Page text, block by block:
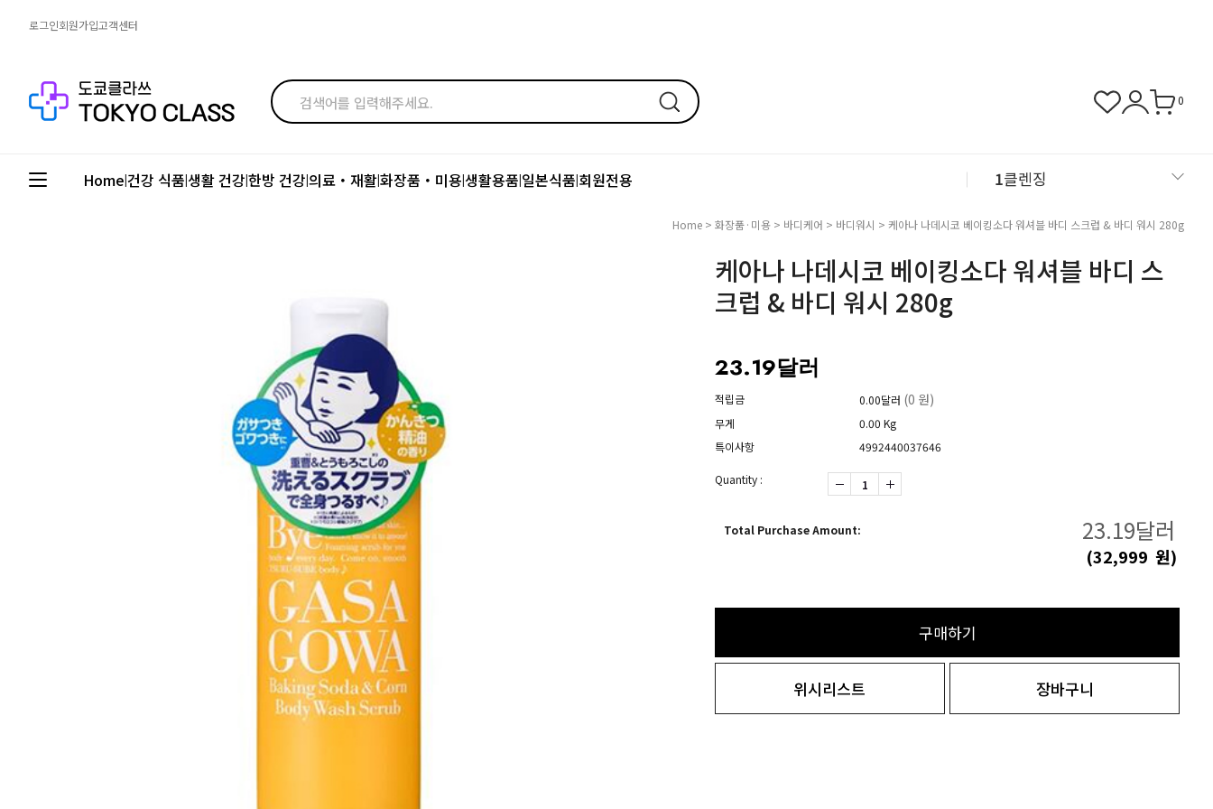
로그인회원가입고객센터
0
Home|건강 식품|생활 건강|한방 건강|의료・재활|화장품・미용|생활용품|일본식품|회원전용 1클렌징
2샴푸
3근육관절
Home > 화장품·미용 > 바디케어 > 바디워시 > 케아나 나데시코 베이킹소다 워셔블 바디 스크럽 & 바디 워시 280g
케아나 나데시코 베이킹소다 워셔블 바디 스
크럽 & 바디 워시 280g
23.19달러
적립금 0.00달러 (0 원)
무게
0.00 Kg
특이사항
4992440037646
Quantity :
Total Purchase Amount: 23.19달러
(32,999 원)
구매하기
위시리스트 장바구니